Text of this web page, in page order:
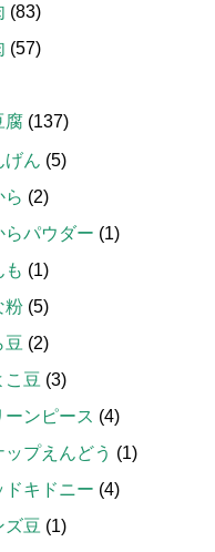
(83)
(57)
腐 (137)
げん (5)
ら (2)
らパウダー (1)
も (1)
粉 (5)
豆 (2)
こ豆 (3)
ーンピース (4)
ップえんどう (1)
ドキドニー (4)
ズ豆 (1)